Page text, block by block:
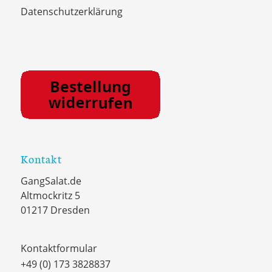
Datenschutzerklärung
Kontakt
GangSalat.de
Altmockritz 5
01217 Dresden
Kontaktformular
+49 (0) 173 3828837